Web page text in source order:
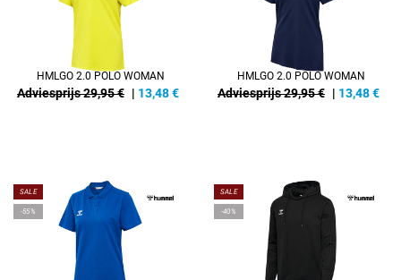
HMLGO 2.0 POLO WOMAN
Adviesprijs 29,95 € | 13,48€
HMLGO 2.0 POLO WOMAN
Adviesprijs 29,95 € | 13,48€
SALE
-55%
SALE
-40%